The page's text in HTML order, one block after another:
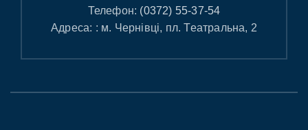
Телефон: (0372) 55-37-54
Адреса: : м. Чернівці, пл. Театральна, 2